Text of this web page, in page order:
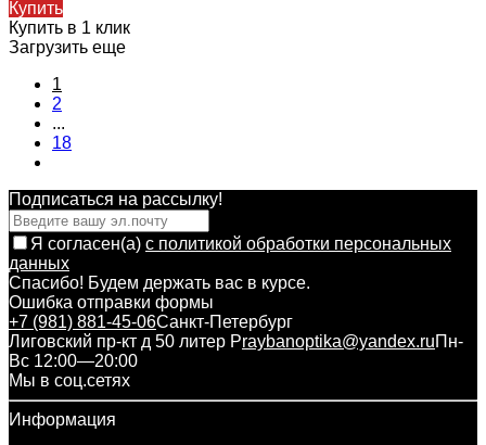
Купить
Купить в 1 клик
Загрузить еще
1
2
...
18
Подписаться на рассылкy!
Я согласен(a) с политикой обработки персональных
данных
Спасибо! Будем держать вас в курсе.
Ошибка отправки формы
+7 (981) 881-45-06Санкт-Петербург
Лиговский пр-кт д 50 литер Рraybanoptika@yandex.ruПн-
Вс 12:00—20:00
Мы в соц.сетях
Информация